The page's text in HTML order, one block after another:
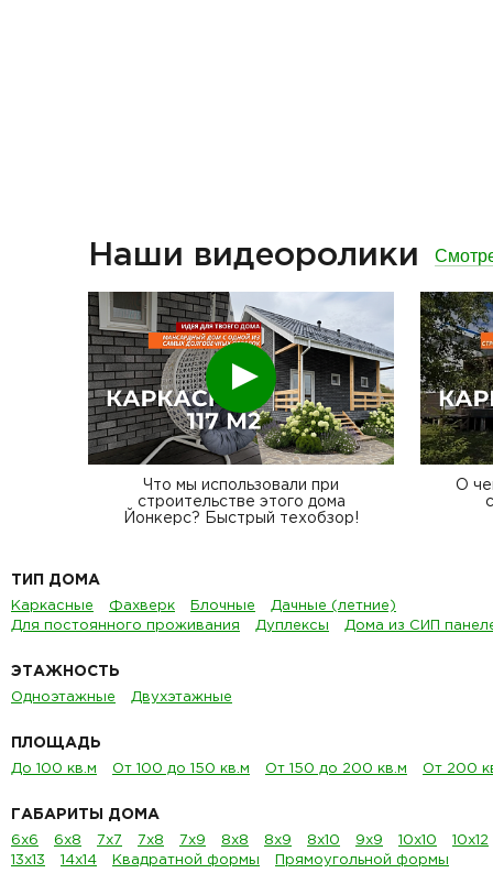
Наши видеоролики
Смотреть
Что мы использовали при
строительстве этого дома
Йонкерс? Быстрый техобзор!
О
ТИП ДОМА
Каркасные Фахверк Блочные
Дачные (летние)
Для постоянного проживания
Дуплексы Дома из СИП
ЭТАЖНОСТЬ
Одноэтажные Двухэтажные
ПЛОЩАДЬ
До 100 кв.м От 100 до 150 кв.м От 150 до 200 кв.м От 200
ГАБАРИТЫ ДОМА
6х6 6х8 7х7 7х8 7х9 8х8 8х9 8х10 9х9 10х10
10х12
13х13
14х14 Квадратной формы Прямоугольной формы